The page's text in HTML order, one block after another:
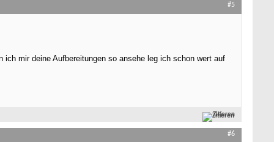
#5
mir deine Aufbereitungen so ansehe leg ich schon wert auf
Zitieren
#6